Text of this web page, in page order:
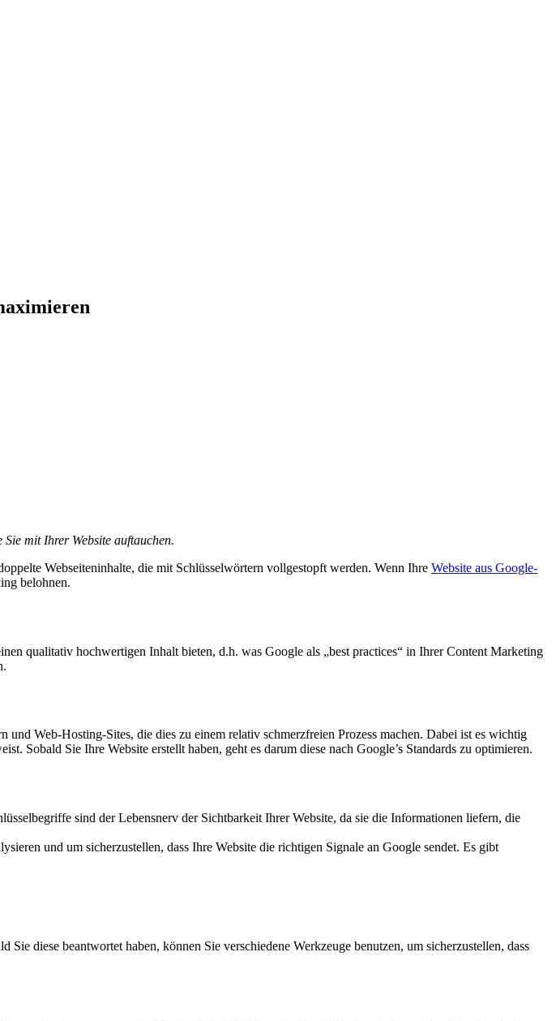
mit Ihrer Website auftauchen.
Webseiteninhalte, die mit Schlüsselwörtern vollgestopft werden. Wenn Ihre Website aus Google-
belohnen.
qualitativ hochwertigen Inhalt bieten, d.h. was Google als „best practices“ in Ihrer Content Marketing
Web-Hosting-Sites, die dies zu einem relativ schmerzfreien Prozess machen. Dabei ist es wichtig
Sobald Sie Ihre Website erstellt haben, geht es darum diese nach Google’s Standards zu optimieren.
sind der Lebensnerv der Sichtbarkeit Ihrer Website, da sie die Informationen liefern, die
und um sicherzustellen, dass Ihre Website die richtigen Signale an Google sendet. Es gibt
diese beantwortet haben, können Sie verschiedene Werkzeuge benutzen, um sicherzustellen, dass